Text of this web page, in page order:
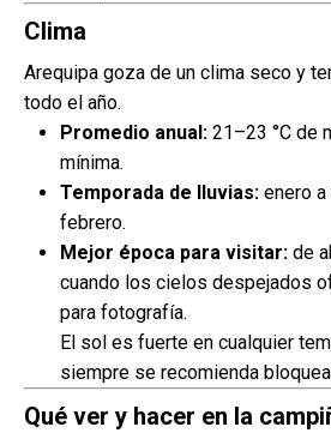
Clima
Arequipa goza de un clima seco y
todo el año.
Promedio anual: 21–23 °C de
mínima.
Temporada de lluvias: enero
febrero.
Mejor época para visitar: de
cuando los cielos despejados
para fotografía.
El sol es fuerte en cualquier
siempre se recomienda
Qué ver y hacer en la